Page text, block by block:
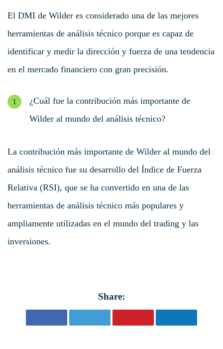
El DMI de Wilder es considerado una de las mejores
herramientas de análisis técnico porque es capaz de
identificar y medir la dirección y fuerza de una tendencia
en el mercado financiero con gran precisión.
¿Cuál fue la contribución más importante de
Wilder al mundo del análisis técnico?
La contribución más importante de Wilder al mundo del
análisis técnico fue su desarrollo del Índice de Fuerza
Relativa (RSI), que se ha convertido en una de las
herramientas de análisis técnico más populares y
ampliamente utilizadas en el mundo del trading y las
inversiones.
Share: